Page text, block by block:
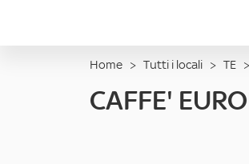
Home > Tutti i locali > TE >
CAFFE'